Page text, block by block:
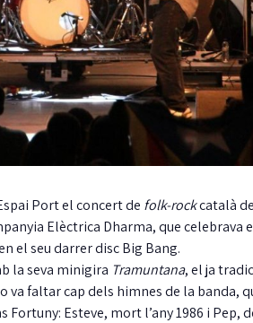
Port el concert de folk-rockcatalà
Elèctrica Dharma, que celebrava
el seu darrer disc Big Bang.
la seva minigira Tramuntana, el ja
va faltar cap dels himnes de la banda,
Esteve, mort l’any 1986 i Pep,